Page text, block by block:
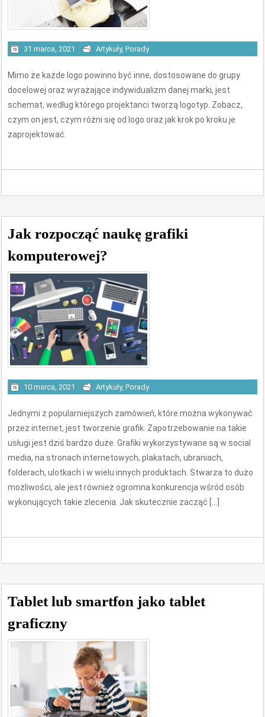
31 marca, 2021 Artykuły,Porady
Mimo że każde logo powinno być inne, dostosowane do grupy
docelowej oraz wyrażające indywidualizm danej marki, jest
schemat, według którego projektanci tworzą logotyp. Zobacz,
czym on jest, czym różni się od logo oraz jak krok po kroku je
zaprojektować.
Jak rozpocząć naukę grafiki
komputerowej?
10 marca, 2021 Artykuły,Porady
Jednymi z popularniejszych zamówień, które można wykonywać
przez internet, jest tworzenie grafik. Zapotrzebowanie na takie
usługi jest dziś bardzo duże. Grafiki wykorzystywane są w social
media, na stronach internetowych, plakatach, ubraniach,
folderach, ulotkach i w wielu innych produktach. Stwarza to dużo
możliwości, ale jest również ogromna konkurencja wśród osób
wykonujących takie zlecenia. Jak skutecznie zacząć […]
Tablet lub smartfon jako tablet
graficzny